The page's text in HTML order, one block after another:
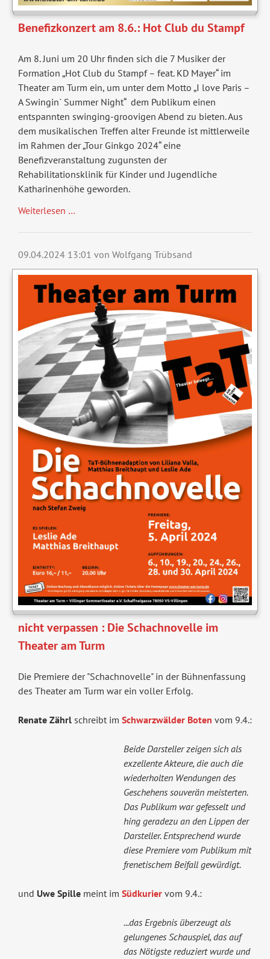
Benefizkonzert am 8.6.: Hot Club du Stampf
Am 8. Juni um 20 Uhr finden sich die 7 Musiker der
Formation „Hot Club du Stampf – feat. KD Mayer“ im
Theater am Turm ein, um unter dem Motto „I love Paris –
A Swingin` Summer Night“ dem Publikum einen
entspannten swinging-groovigen Abend zu bieten. Aus
dem musikalischen Treffen alter Freunde ist mittlerweile
im Rahmen der „Tour Ginkgo 2024“ eine
Benefizveranstaltung zugunsten der
Rehabilitationsklinik für Kinder und Jugendliche
Katharinenhöhe geworden.
Weiterlesen …
09.04.2024 13:01 von Wolfgang Trübsand
nicht verpassen : Die Schachnovelle im
Theater am Turm
Die Premiere der "Schachnovelle" in der Bühnenfassung
des Theater am Turm war ein voller Erfolg.
Renate Zährlschreibt im Schwarzwälder Boten vom 9.4.:
Beide Darsteller zeigen sich als
exzellente Akteure, die auch die
wiederholten Wendungen des
Geschehens souverän meisterten.
Das Publikum war gefesselt und
hing geradezu an den Lippen der
Darsteller. Entsprechend wurde
diese Premiere vom Publikum mit
frenetischem Beifall gewürdigt.
und Uwe Spillemeint im Südkurier vom 9.4.:
...das Ergebnis überzeugt als
gelungenes Schauspiel, das auf
das Nötigste reduziert wurde und